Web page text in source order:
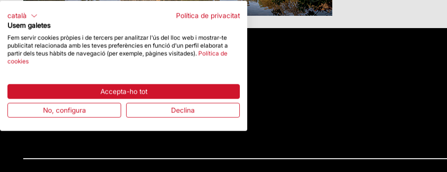
català
Política de privacitat
Usem galetes
Fem servir cookies pròpies i de tercers per analitzar l'ús del lloc web i mostrar-te
publicitat relacionada amb les teves preferències en funció d'un perfil elaborat a
partir dels teus hàbits de navegació (per exemple, pàgines visitades). Política de
cookies
Accepta-ho tot
No, configura Declina